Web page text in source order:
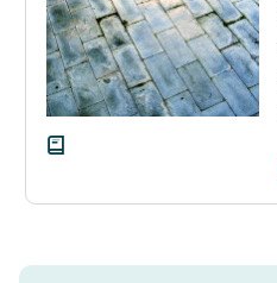
Ręce pełne poezji
Kolekcje edukacyjne
twórców przechodzących
do domeny publicznej,
lektur szkolnych oraz
Szkoła Poezji Wolnych